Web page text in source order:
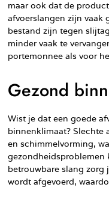
maar ook dat de
afvoerslangen zijn vaak
bestand zijn tegen
minder vaak te
portemonnee als voor
Gezond
Wist je dat een goede
binnenklimaat? Slechte
en schimmelvorming,
gezondheidsproblemen
betrouwbare slang zorg
wordt afgevoerd,